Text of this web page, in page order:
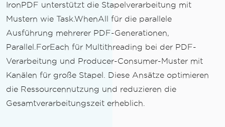
IronPDF unterstützt die Stapelverarbeitung mit
Mustern wie Task.WhenAll für die parallele
Ausführung mehrerer PDF-Generationen,
Parallel.ForEach für Multithreading bei der PDF-
Verarbeitung und Producer-Consumer-Muster mit
Kanälen für große Stapel. Diese Ansätze optimieren
die Ressourcennutzung und reduzieren die
Gesamtverarbeitungszeit erheblich.